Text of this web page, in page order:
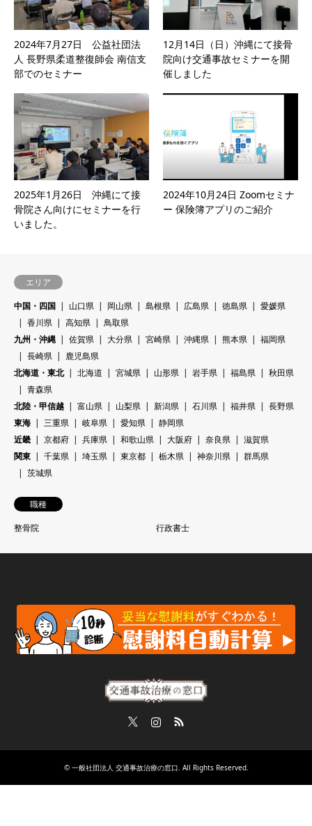
2024年7月27日 公益社団法
人 長野県柔道整復師会 南信支
部でのセミナー
12月14日（日）沖縄にて接骨
院向け交通事故セミナーを開
催しました
2025年1月26日 沖縄にて接
骨院さん向けにセミナーを行
いました。
2024年10月24日 Zoomセミナ
ー 保険簿アプリのご紹介
エリア
中国・四国
山口県 岡山県 島根県 広島県 徳島県
愛媛県
香川県
高知県
鳥取県
九州・沖縄
佐賀県 大分県 宮崎県 沖縄県 熊本県
福岡県
長崎県
鹿児島県
北海道・東北
北海道 宮城県 山形県 岩手県 福島県
秋田県
青森県
北陸・甲信越
富山県 山梨県 新潟県 石川県 福井県
長野県
東海
三重県 岐阜県 愛知県
静岡県
近畿
京都府 兵庫県 和歌山県 大阪府 奈良県
滋賀県
関東
千葉県 埼玉県 東京都 栃木県 神奈川県
群馬県
茨城県
職種
整骨院
行政書士
© 一般社団法人 交通事故治療の窓口 . All Rights Reserved.